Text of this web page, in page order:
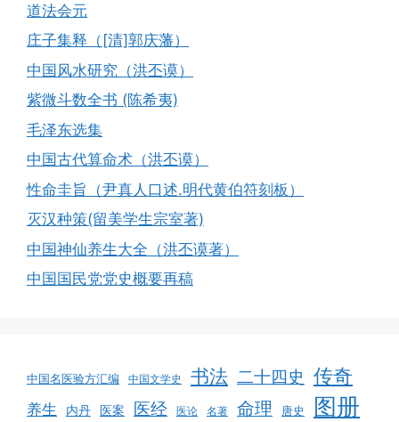
道法会元
庄子集释（[清]郭庆藩）
中国风水研究（洪丕谟）
紫微斗数全书 (陈希夷)
毛泽东选集
中国古代算命术（洪丕谟）
性命圭旨（尹真人口述.明代黄伯符刻板）
灭汉种策(留美学生宗室著)
中国神仙养生大全（洪丕谟著）
中国国民党党史概要再稿
中国名医验方汇编 中国文学史 书法 二十四史 传奇
养生 内丹 医案 医经 医论 名著 命理 唐史 图册